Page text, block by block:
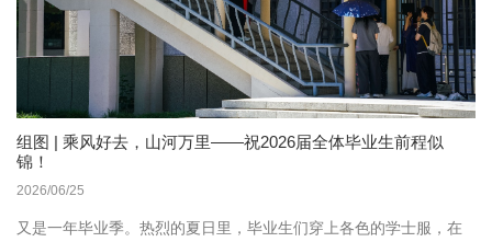
组图 | 乘风好去，山河万里——祝2026届全体毕业生前程似
锦！
2026/06/25
又是一年毕业季。热烈的夏日里，毕业生们穿上各色的学士服，在